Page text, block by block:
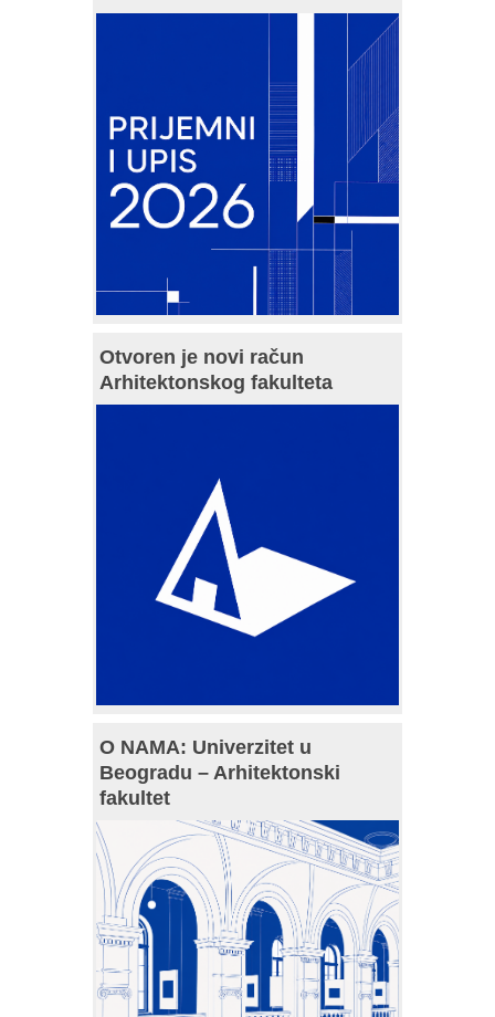
Otvoren je novi račun
Arhitektonskog fakulteta
O NAMA: Univerzitet u
Beogradu – Arhitektonski
fakultet